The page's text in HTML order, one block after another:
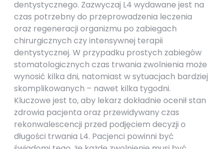
dentystycznego. Zazwyczaj L4 wydawane jest na
czas potrzebny do przeprowadzenia leczenia
oraz regeneracji organizmu po zabiegach
chirurgicznych czy intensywnej terapii
dentystycznej. W przypadku prostych zabiegów
stomatologicznych czas trwania zwolnienia może
wynosić kilka dni, natomiast w sytuacjach bardziej
skomplikowanych – nawet kilka tygodni.
Kluczowe jest to, aby lekarz dokładnie ocenił stan
zdrowia pacjenta oraz przewidywany czas
rekonwalescencji przed podjęciem decyzji o
długości trwania L4. Pacjenci powinni być